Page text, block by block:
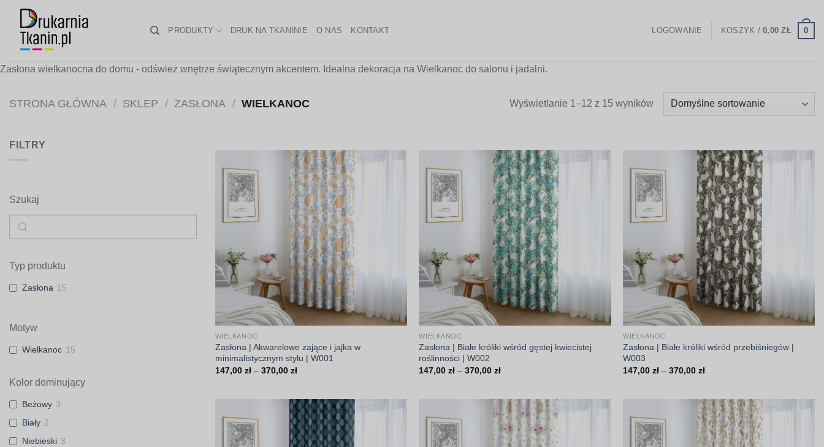
content
PRODUKTY DRUK NA TKANINIE O NAS KONTAKT LOGOWANIE KOSZYK /0,00ZŁ 0
Zasłona wielkanocna do domu - odśwież wnętrze świątecznym akcentem. Idealna dekoracja na Wielkanoc do salonu i jadalni.
STRONA GŁÓWNA / SKLEP / ZASŁONA / WIELKANOC Wyświetlanie 1–12 z 15 wyników
FILTRY
Szukaj
Szukaj
Typ produktu
Zasłona 15
Motyw
Wielkanoc 15
Kolor dominujący
Beżowy 3
Biały 2
Niebieski 3
WIELKANOC
Zasłona | Akwarelowe zające i jajka w
minimalistycznym stylu | W001
147,00 zł – 370,00 złZakres
do
370,00 zł
WIELKANOC
Zasłona | Białe króliki wśród gęstej kwiecistej
roślinności | W002
147,00zł – 370,00złZakres
do
370,00 zł
WIELKANOC
Zasłona | Białe króliki wśród przebiśniegów |
W003
147,00zł – 370,00złZakres
do
370,00 zł